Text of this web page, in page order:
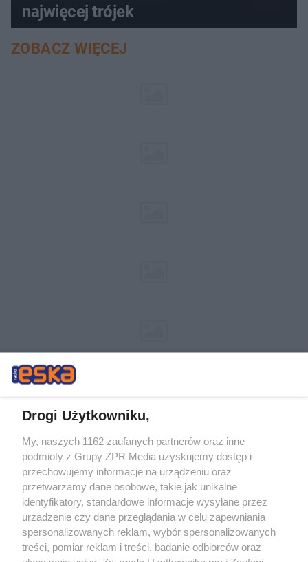
najwięcej trójek
ZOBACZ WIĘCEJ
Żaden utwór zamieszczony w serwisie nie może być powielany i
rozpowszechniany lub dalej rozpowszechniany w jakikolwiek sposób (w
tym także elektroniczny lub mechaniczny) na jakimkolwiek polu
eksploatacji w jakiejkolwiek formie, włącznie z umieszczaniem w
Internecie bez pisemnej zgody właściciela praw. Jakiekolwiek użycie lub
wykorzystanie utworów w całości lub w części z naruszeniem prawa,
tzn. bez właściwej zgody, jest zabronione pod groźbą kary i może być
ścigane prawnie.
Drogi Użytkowniku,
My, naszych 1162 zaufanych partnerów oraz inne
podmioty z Grupy ZPR Media uzyskujemy dostęp i
przechowujemy informacje na urządzeniu oraz
przetwarzamy dane osobowe, takie jak unikalne
identyfikatory, standardowe informacje wysyłane przez
urządzenie czy dane przeglądania w celu zapewniania
spersonalizowanych reklam, wybór spersonalizowanych
treści, pomiar reklam i treści, badanie odbiorców oraz